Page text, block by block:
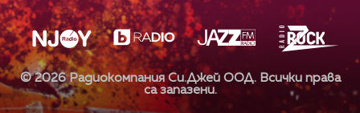
©2026Радиокомпания Си.Джей ООД. Всички права
са запазени.